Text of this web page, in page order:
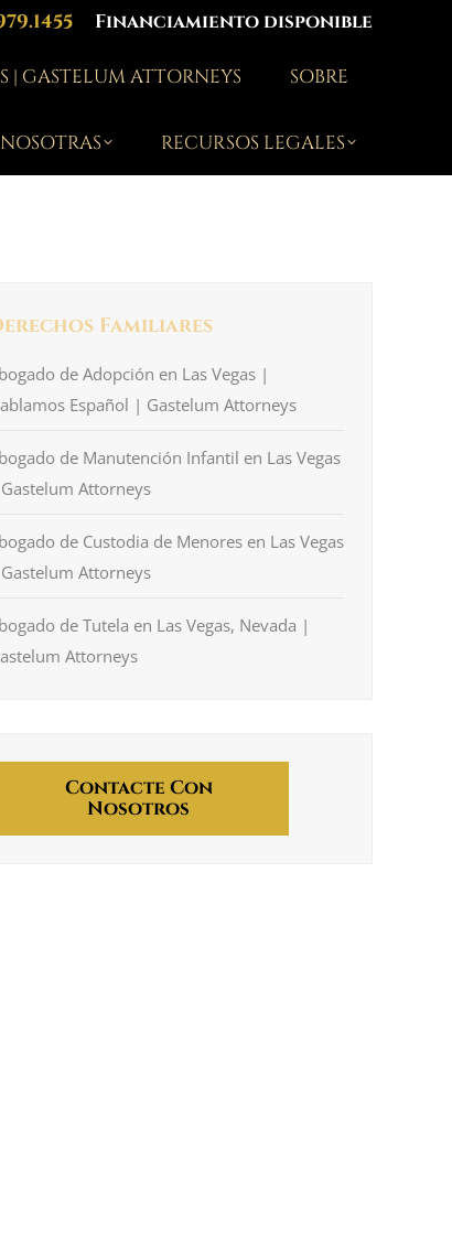
Financiamiento disponible
| GASTELUM ATTORNEYS SOBRE
RECURSOS LEGALES
Familiares
de Adopción en Las Vegas |
Español | Gastelum Attorneys
de Manutención Infantil en Las Vegas
Attorneys
de Custodia de Menores en Las Vegas
Attorneys
de Tutela en Las Vegas, Nevada |
Attorneys
Contacte Con
Nosotros